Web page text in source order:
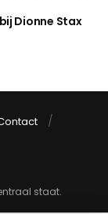
Dionne Stax
staat.